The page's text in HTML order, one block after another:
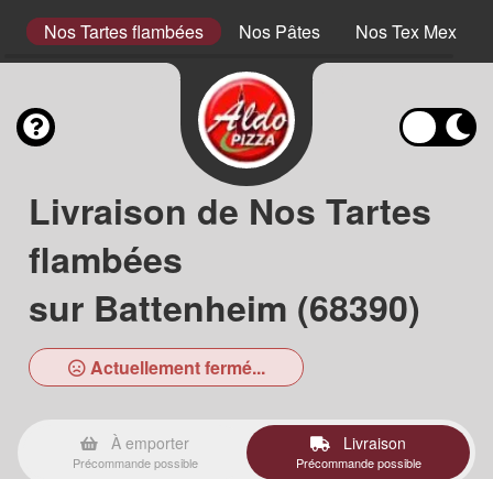
Nos Tartes flambées Nos Pâtes Nos Tex Mex
Livraison de Nos Tartes
flambées
sur Battenheim (68390)
Actuellement fermé...
À emporter
Précommande possible
Livraison
Précommande possible